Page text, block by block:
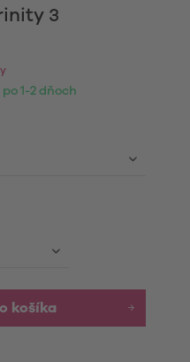
3
1-2 dňoch
košíka